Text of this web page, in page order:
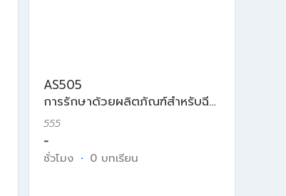
AS505
การรักษาด้วยผลิตภัณฑ์สำหรับฉีด
ในเวชศาสตร์ความงาม
555
-
ชั่วโมง · 0 บทเรียน